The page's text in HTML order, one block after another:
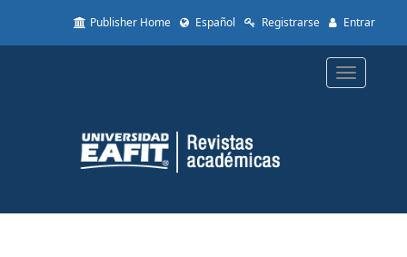
to
Content
Sidebar
Publisher Home Español Registrarse Entrar
Toggle